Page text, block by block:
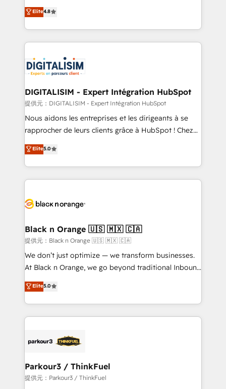
of experience and quality of skilled staff has earned
them a trusted reputation within the HubSpot
clients.” - Brian Garvey, VP, Solutions Partner
Program, HubSpot.
HubSpot CRM Partner offering you a roadmap on
maximizing EBITDA and achieving Commercial
Excellence. With our targeted processes, we
strengthen your digital transformation and minimize
Implementation partner, we provide expertise to
drive your business forward. Since 2015 we are fully
dedicated to HubSpot and with an experienced
team (50+), we work with reputable companies in
B2B sectors such as manufacturing, SaaS and
business services. We prepare a customized
impact of your digital transformation, including a
detailed financial rationale with a focus on ROI and
embark on a transformational journey that sets your
business up for long-term success. Unlock your
business. If not now, when?
Elite4.8
DIGITALISIM - Expert Intégration HubSpot
提供元：DIGITALISIM - Expert Intégration HubSpot
Nous aidons les entreprises et les dirigeants à se
rapprocher de leurs clients grâce à HubSpot ! Chez
DIGITALISIM, nous avons l'intime conviction que la
réussite des entreprises passe par l’innovation web,
le marketing digital, et la relation client ! C'est
pourquoi, nos experts sont à la fois capables de
référencement, votre stratégie digitale et le pilotage
projet HubSpot avec DIGITALISIM : 🧽 Nettoyage,
migration et intégration des bases de données. 🚀
Développement des interfaces avec vos logiciels
métiers ⚙️ Configuration de la plateforme HubSpot
Book Process & Guidelines utilisateurs 🎓
Formations des utilisateurs
Elite5.0
Black n Orange 🇺🇸 🇲🇽 🇨🇦
提供元：Black n Orange 🇺🇸 🇲🇽 🇨🇦
We don’t just optimize — we transform businesses.
At Black n Orange, we go beyond traditional Inbound
Marketing with our exclusive methodologies:
BOOMS and BOOST. Together, they form a powerful
combination that has driven success for over 800
businesses worldwide. As Elite HubSpot Partners, we
strategies that integrate data-driven marketing,
companies scale faster and smarter. 🔹 BOOMS:
Demand generation for all your buyers With BOOMS,
Elite5.0
Parkour3 / ThinkFuel
提供元：Parkour3 / ThinkFuel